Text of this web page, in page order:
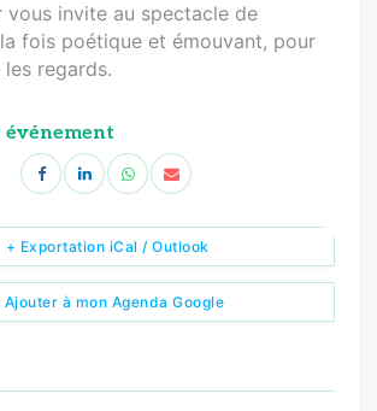
vous invite au spectacle de
fois poétique et émouvant, pour
regards.
événement
Ajouter à mon Agenda Google
+ Exportation iCal / Outlook